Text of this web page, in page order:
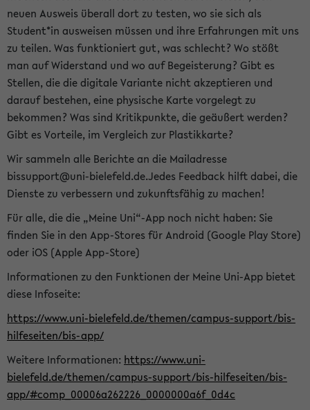
neuen Ausweis überall dort zu testen, wo sie sich als
Student*in ausweisen müssen und ihre Erfahrungen mit uns
zu teilen. Was funktioniert gut, was schlecht? Wo stößt
man auf Widerstand und wo auf Begeisterung? Gibt es
Stellen, die die digitale Variante nicht akzeptieren und
darauf bestehen, eine physische Karte vorgelegt zu
bekommen? Was sind Kritikpunkte, die geäußert werden?
Gibt es Vorteile, im Vergleich zur Plastikkarte?
Wir sammeln alle Berichte an die Mailadresse
bissupport@uni-bielefeld.de.Jedes Feedback hilft dabei, die
Dienste zu verbessern und zukunftsfähig zu machen!
Für alle, die die „Meine Uni“-App noch nicht haben: Sie
finden Sie in den App-Stores für Android (Google Play Store)
oder iOS (Apple App-Store)
Informationen zu den Funktionen der Meine Uni-App bietet
diese Infoseite:
https://www.uni-bielefeld.de/themen/campus-support/bis-
hilfeseiten/bis-app/
Weitere Informationen: https://www.uni-
bielefeld.de/themen/campus-support/bis-hilfeseiten/bis-
app/#comp_00006a262226_0000000a6f_0d4c